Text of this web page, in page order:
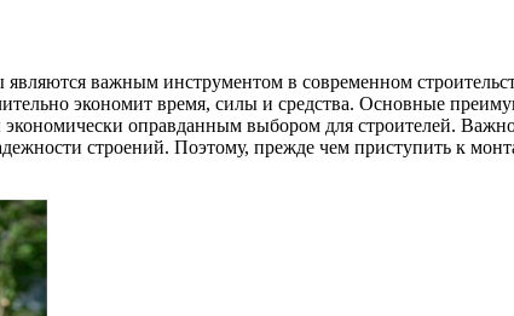
важным инструментом в современном
экономит время, силы и средства. Основные
оправданным выбором для строителей.
строений. Поэтому, прежде чем приступить к